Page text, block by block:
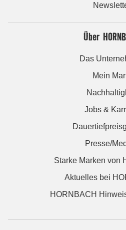
Über
Das
Mein
Jobs &
Presse/
Starke Marken von
Aktuelles bei
HORNBACH